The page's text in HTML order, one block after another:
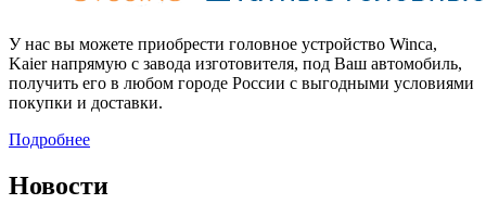
У нас вы можете приобрести головное устройство Winca,
Kaier напрямую с завода изготовителя, под Ваш автомобиль,
получить его в любом городе России с выгодными условиями
покупки и доставки.
Подробнее
Новости